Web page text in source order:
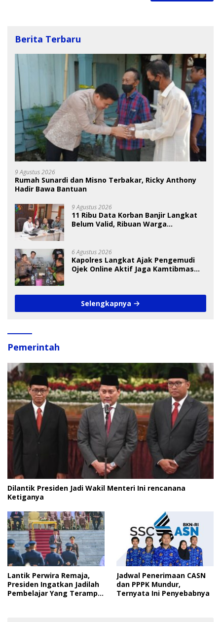
Berita Terbaru
9 Agustus 2026
Rumah Sunardi dan Misno Terbakar, Ricky Anthony
Hadir Bawa Bantuan
9 Agustus 2026
11 Ribu Data Korban Banjir Langkat
Belum Valid, Ribuan Warga
6 Agustus 2026
Kapolres Langkat Ajak Pengemudi
Ojek Online Aktif Jaga Kamtibmas
Selengkapnya
Pemerintah
Dilantik Presiden Jadi Wakil Menteri Ini rencanana
Ketiganya
Lantik Perwira Remaja,
Presiden Ingatkan Jadilah
Pembelajar Yang Terampil
Jadwal Penerimaan CASN
dan PPPK Mundur,
Ternyata Ini Penyebabnya